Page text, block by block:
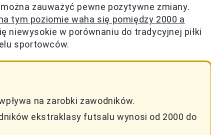
zauważyć pewne pozytywne zmiany.
tym poziomie waha się pomiędzy 2000 a
niewysokie w porównaniu do tradycyjnej piłki
sportowców.
na zarobki zawodników.
ekstraklasy futsalu wynosi od 2000 do